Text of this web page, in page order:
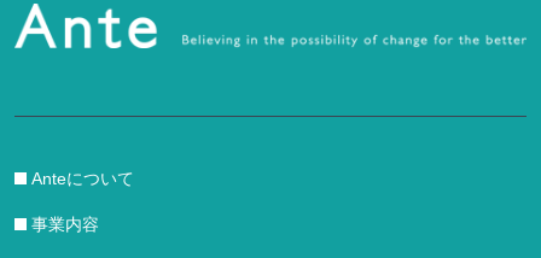
Anteについて
事業内容